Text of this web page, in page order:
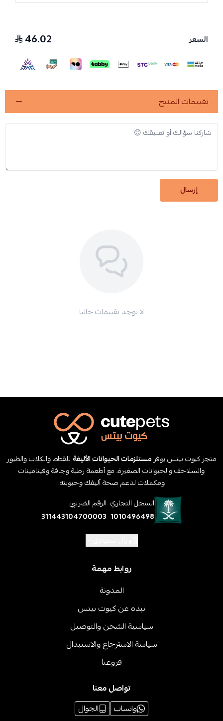
السعر 46.02
تقييمات المنتج
إرسال
لا توجد تقييمات حاليا
متجر كيوت بيتس يوفر مستلزمات الحيوانات الأليفةللقطط والكلاب والطيور
والسلاحف والحيوانات الصغيرة، مع أطعمة رطبة وجافة وفيتامينات
ومكملات لدعم صحة أليفك وحيويته.
السجل التجاري
1010496498
الرقم الضريبي
311443104700003
روابط مهمة
المدونة
نبذه عن كيوت بيتس
سياسية الشحن والتوصيل
سياسة الاسترجاع والاستبدال
فروعنا
تواصل معنا
واتساب
الجوال